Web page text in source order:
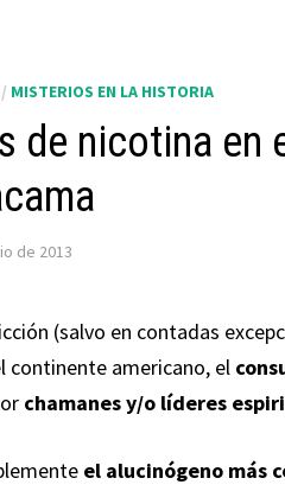
/ MISTERIOS EN LA HISTORIA
de nicotina en
de 2013
(salvo en contadas
continente americano, el
chamanes y/o líderes
el alucinógeno más